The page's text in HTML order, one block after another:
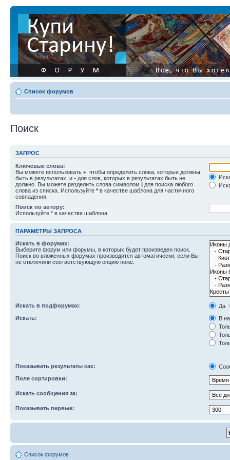
Список форумов
Поиск
ЗАПРОС
Ключевые слова:
Вы можете использовать + , чтобы определить слова, которые должны
быть в результатах, и - для слов, которых в результатах быть не
должно. Вы можете разделить слова символом | для поиска любого
слова из списка. Используйте * в качестве шаблона для частичного
совпадения.
Поиск по автору:
Используйте * в качестве шаблона.
ПАРАМЕТРЫ ЗАПРОСА
Искать в форумах:
Выберите форум или форумы, в которых будет произведен поиск.
Поиск во вложенных форумах производится автоматически, если Вы
не отключили соответствующую опцию ниже.
Искать в подфорумах:
Да
Искать:
В
Показывать результаты как:
Поле сортировки:
Искать сообщения за:
Показывать первые:
Список форумов